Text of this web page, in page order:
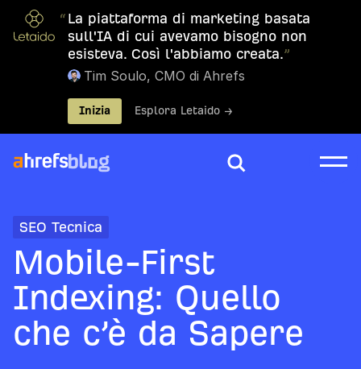
“ La piattaforma di marketing basata
sull'IA di cui avevamo bisogno non
esisteva. Così l'abbiamo creata.”
Tim Soulo, CMO di Ahrefs
Inizia Esplora Letaido →
SEO Tecnica
Mobile-First
Indexing: Quello
che c’è da Sapere